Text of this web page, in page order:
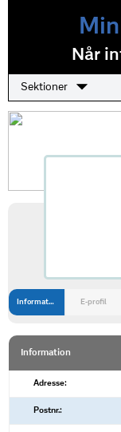
Når
Sektioner
Information E-profil
Information
Adresse:
Postnr.: